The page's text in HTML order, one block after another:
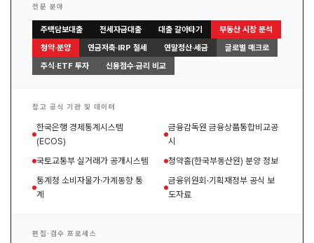
전문 분야
주택담보대출 전세자금대출 대출 갈아타기
부동산 시장 분석
청약·분양
연금저축·IRP 절세 연말정산·세금
글로벌 매크로
주식·ETF 투자
신용점수·금리 비교
참고 공식 기관 및 데이터
한국은행 경제통계시스템
(ECOS)
금융감독원 금융상품통합비교공
시
국토교통부 실거래가 공개시스템
청약홈(한국부동산원) 분양 정보
통계청 소비자물가·가계동향 통
계
금융위원회·기획재정부 공식 보
도자료
편집·검수 프로세스